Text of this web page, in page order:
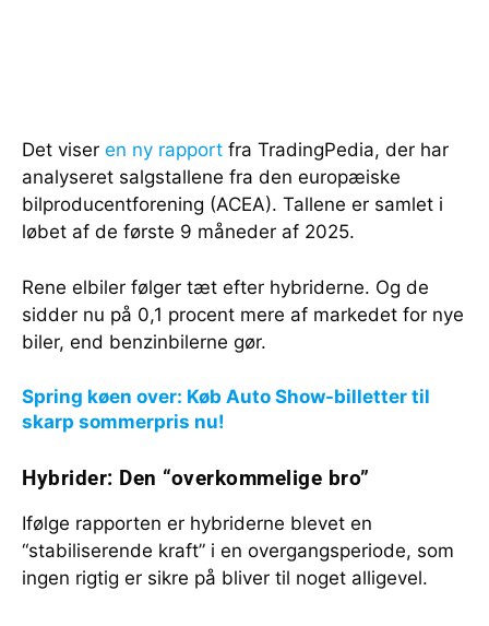
Det viser en ny rapport fra TradingPedia, der har
analyseret salgstallene fra den europæiske
bilproducentforening (ACEA). Tallene er samlet i
løbet af de første 9 måneder af 2025.
Rene elbiler følger tæt efter hybriderne. Og de
sidder nu på 0,1 procent mere af markedet for nye
biler, end benzinbilerne gør.
Spring køen over: Køb Auto Show-billetter til
skarp sommerpris nu!
Hybrider: Den “overkommelige bro”
Ifølge rapporten er hybriderne blevet en
“stabiliserende kraft” i en overgangsperiode, som
ingen rigtig er sikre på bliver til noget alligevel.